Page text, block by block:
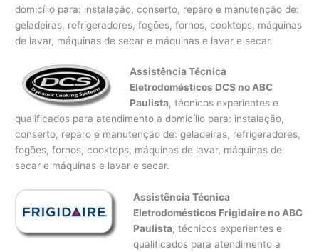
domicílio para: instalação, conserto, reparo e manutenção de:
geladeiras, refrigeradores, fogões, fornos, cooktops, máquinas
de lavar, máquinas de secar e máquinas e lavar e secar.
Assistência Técnica
Eletrodomésticos DCS no ABC
Paulista, técnicos experientes e
qualificados para atendimento a domicílio para: instalação,
conserto, reparo e manutenção de: geladeiras, refrigeradores,
fogões, fornos, cooktops, máquinas de lavar, máquinas de
secar e máquinas e lavar e secar.
Assistência Técnica
Eletrodomésticos Frigidaire no ABC
Paulista, técnicos experientes e
qualificados para atendimento a